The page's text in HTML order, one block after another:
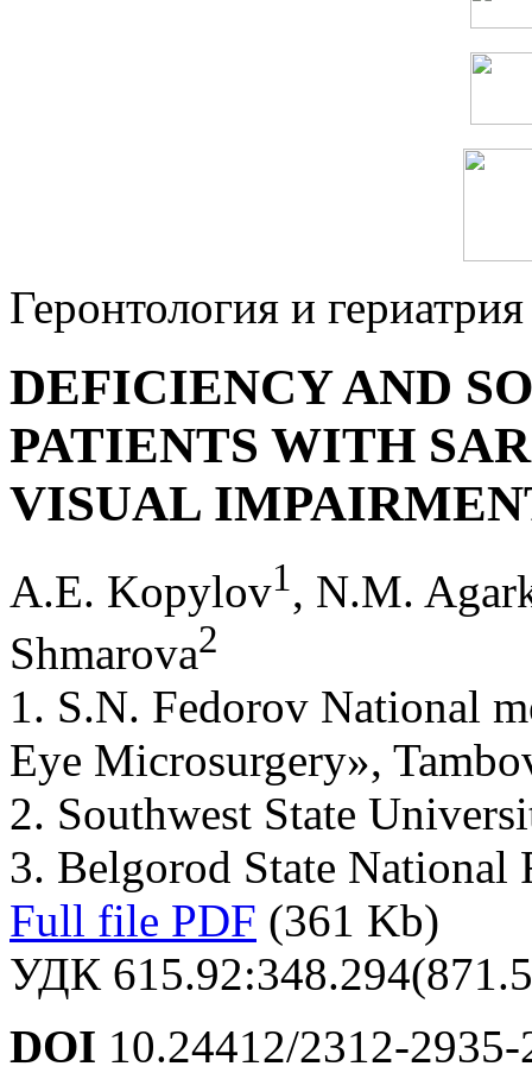
Геронтология и гериатрия
DEFICIENCY AND
PATIENTS WITH
VISUAL
A.E. Kopylov1, N.M.
Shmarova2
1. S.N. Fedorov National
Eye Microsurgery»,
2. Southwest State
3. Belgorod State National
Full file PDF (361 Kb)
УДК
DOI 10.24412/2312-